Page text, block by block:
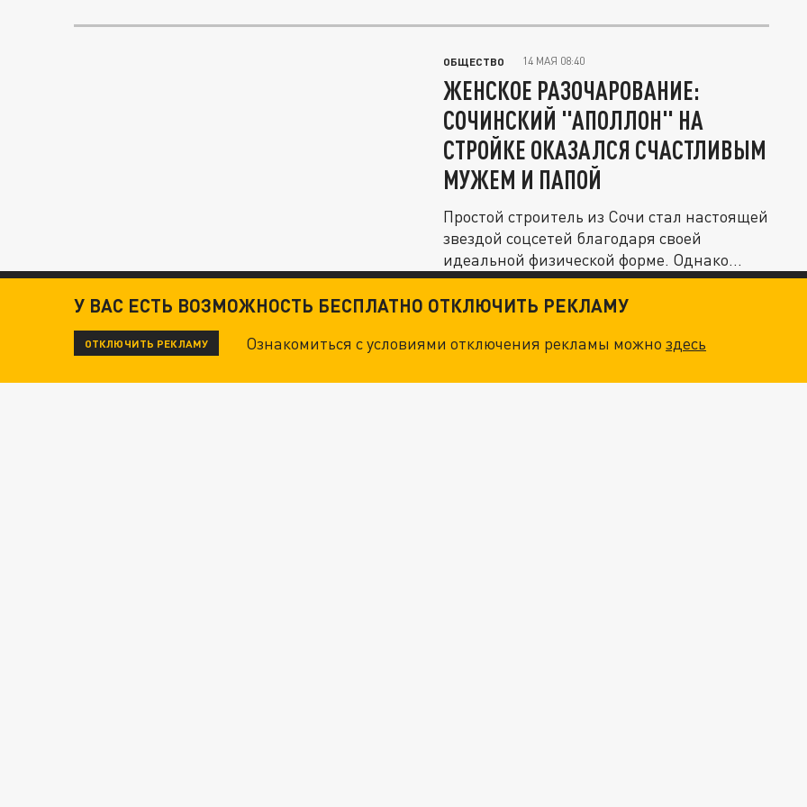
ОБЩЕСТВО 14 МАЯ 08:40
ЖЕНСКОЕ РАЗОЧАРОВАНИЕ:
СОЧИНСКИЙ "АПОЛЛОН" НА
СТРОЙКЕ ОКАЗАЛСЯ СЧАСТЛИВЫМ
МУЖЕМ И ПАПОЙ
Простой строитель из Сочи стал настоящей
звездой соцсетей благодаря своей
идеальной физической форме. Однако...
У ВАС ЕСТЬ ВОЗМОЖНОСТЬ БЕСПЛАТНО ОТКЛЮЧИТЬ РЕКЛАМУ
ОТКЛЮЧИТЬ РЕКЛАМУ Ознакомиться с условиями отключения рекламы можноздесь